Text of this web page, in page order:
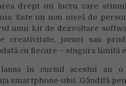
drept un lucru care
Este un nou nivel de
unui kit de dezvoltare
creativitate, jocuri sau
cu fiecare – singura limită
în cursul acestui an
smartphone-ului. Gândită